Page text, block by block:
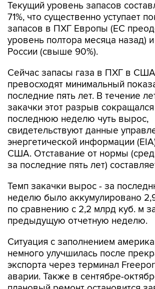
Текущий уровень запасов
71%, что существенно уступает
запасов в ПХГ Европы (ЕС
уровень полтора месяца назад)
России (свыше 90%).
Сейчас запасы газа в ПХГ в США
превосходят минимальный
последние пять лет. В течение
закачки этот разрыв
последнюю неделю чуть вырос,
свидетельствуют данные
энергетической информации
США. Отставание от нормы
за последние пять лет)
Темп закачки вырос - за
неделю было аккумулировано
по сравнению с 2,2 млрд куб. м
предыдущую отчетную неделю.
Ситуация с заполнением
немного улучшилась после
экспорта через терминал
аварии. Также в сентябре-